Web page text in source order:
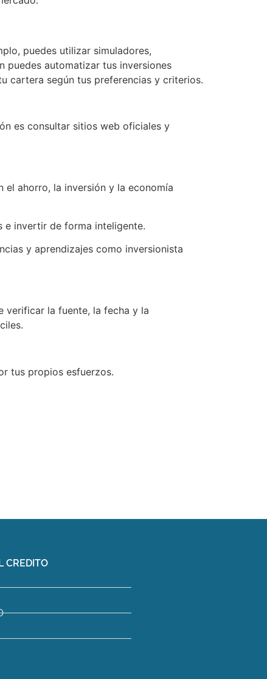
puedes utilizar simuladores,
puedes automatizar tus inversiones
cartera según tus preferencias y criterios.
es consultar sitios web oficiales y
el ahorro, la inversión y la economía
e invertir de forma inteligente.
y aprendizajes como inversionista
verificar la fuente, la fecha y la
tus propios esfuerzos.
CREDITO